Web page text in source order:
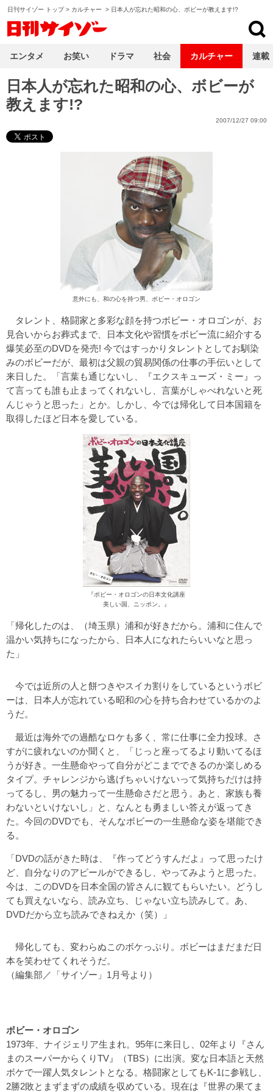
日刊サイゾー トップ> カルチャー > 日本人が忘れた昭和の心、ボビーが教えます!?
日本人が忘れた昭和の心、ボビーが
教えます!?
2007/12/27 09:00
意外にも、和の心を持つ男、ボビー・オロゴン
タレント、格闘家と多彩な顔を持つボビー・オロゴンが、お
見合いからお葬式まで、日本文化や習慣をボビー流に紹介する
爆笑必至のDVDを発売! 今ではすっかりタレントとしてお馴染
みのボビーだが、最初は父親の貿易関係の仕事の手伝いとして
来日した。「言葉も通じないし、『エクスキューズ・ミー』っ
て言っても誰も止まってくれないし、言葉がしゃべれないと死
んじゃうと思った」とか。しかし、今では帰化して日本国籍を
取得したほど日本を愛している。
『ボビー・オロゴンの日本文化講座
美しい国、ニッポン。』
「帰化したのは、（埼玉県）浦和が好きだから。浦和に住んで
温かい気持ちになったから、日本人になれたらいいなと思っ
た」
今では近所の人と餅つきやスイカ割りをしているというボビ
ーは、日本人が忘れている昭和の心を持ち合わせているかのよ
うだ。
最近は海外での過酷なロケも多く、常に仕事に全力投球。さ
すがに疲れないのか聞くと、「じっと座ってるより動いてるほ
うが好き。一生懸命やって自分がどこまでできるのか楽しめる
タイプ。チャレンジから逃げちゃいけないって気持ちだけは持
ってるし、男の魅力って一生懸命さだと思う。あと、家族も養
わないといけないし」と、なんとも勇ましい答えが返ってき
た。今回のDVDでも、そんなボビーの一生懸命な姿を堪能でき
る。
「DVDの話がきた時は、『作ってどうすんだよ』って思ったけ
ど、自分なりのアピールができるし、やってみようと思った。
今は、このDVDを日本全国の皆さんに観てもらいたい。どうし
ても買えないなら、読み立ち、じゃない立ち読みして。あ、
DVDだから立ち読みできねえか（笑）」
帰化しても、変わらぬこのボケっぷり。ボビーはまだまだ日
本を笑わせてくれそうだ。
（編集部／「サイゾー」1月号より）
ボビー・オロゴン
1973年、ナイジェリア生まれ。95年に来日し、02年より『さん
まのスーパーからくりTV』（TBS）に出演。変な日本語と天然
ボケで一躍人気タレントとなる。格闘家としてもK-1に参戦し、
2勝2敗とまずまずの成績を収めている。現在は『世界の果てま
エンタメ お笑い ドラマ 社会 カルチャー 連載